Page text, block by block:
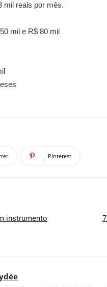
mil reais por mês.
mil e R$ 80 mil
Pinterest
instrumento